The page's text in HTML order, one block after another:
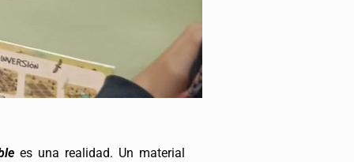
es una realidad. Un material